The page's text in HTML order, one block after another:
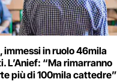
immessi in ruolo 46mila
L’Anief: “Ma rimarranno
più di 100mila cattedre”